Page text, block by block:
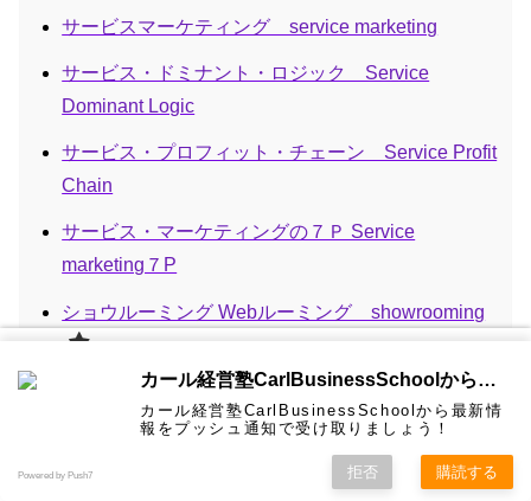
サービスマーケティング service marketing
サービス・ドミナント・ロジック Service
Dominant Logic
サービス・プロフィット・チェーン Service Profit
Chain
サービス・マーケティングの７Ｐ Service
marketing７P
ショウルーミング Webルーミング showrooming
ソーシャルリスニング・傾聴 Social Listening
ソーシャル戦略 Social Platform Strategy
ばれまし
コンサル
ティング
経営学用
語集
認定コン
サルタン
無料メル
マガ！
★カール
経営塾動
お問い合
わせ
★熱海風
水＆グリ
プライバ
カール経営塾CarlBusinessSchoolから通知を受け取る
カール経営塾CarlBusinessSchoolから最新情
報をプッシュ通知で受け取りましょう！
Powered by Push7 拒否 購読する